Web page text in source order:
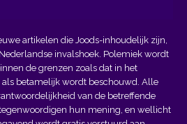
artikelen die Joods-inhoudelijk zijn,
invalshoek. Polemiek wordt
de grenzen zoals dat in het
betamelijk wordt beschouwd. Alle
van de betreffende
hun mening, en wellicht